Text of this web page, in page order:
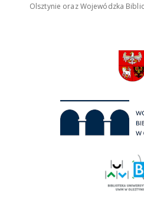
Olsztynie oraz Wojewódzka